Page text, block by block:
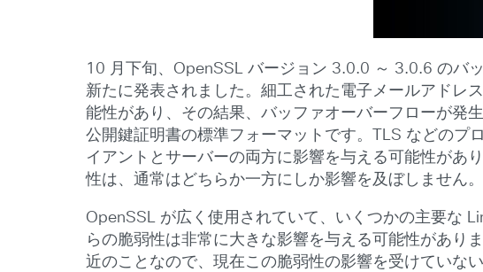
10 月下旬、OpenSSL バージョン 3.0.0 ～ 3.0.6 のバ
新たに発表されました。細工された電子メールアドレ
能性があり、その結果、バッファオーバーフローが発
公開鍵証明書の標準フォーマットです。TLS などのプ
イアントとサーバーの両方に影響を与える可能性があ
性は、通常はどちらか一方にしか影響を及ぼしません。
OpenSSL が広く使用されていて、いくつかの主要な
らの脆弱性は非常に大きな影響を与える可能性があり
近のことなので、現在この脆弱性の影響を受けていな